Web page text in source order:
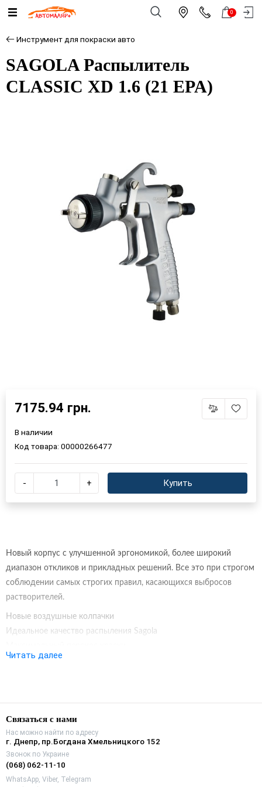
0
Инструмент для покраски авто
SAGOLA Распылитель
CLASSIC XD 1.6 (21 EPA)
×
Новый корпус с улучшенной эргономикой, более широкий
диапазон откликов и прикладных решений. Все это при строгом
соблюдении самых строгих правил, касающихся выбросов
растворителей.
Новые воздушные колпачки
Идеальное качество распыления Sagola
материалы и грунтовки.
ДЕРЕВО
ДЕКОР : Эмали и лаки.
Читать далее
7175.94 грн.
В наличии
Код товара: 00000266477
- + Купить
Связаться с нами
Нас можно найти по адресу
г. Днепр, пр.Богдана Хмельницкого 152
Звонок по Украине
(068) 062-11-10
WhatsApp, Viber, Telegram